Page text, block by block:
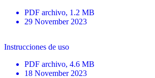
PDF archivo, 1.2 MB
29 November 2023
Instrucciones de uso
PDF archivo, 4.6 MB
18 November 2023